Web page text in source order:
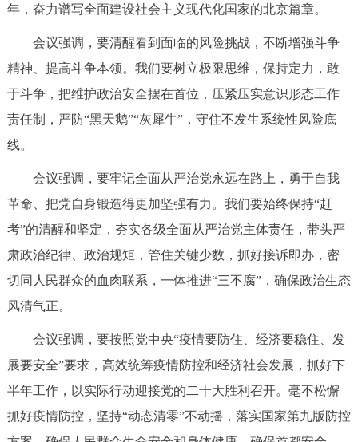
年，奋力谱写全面建设社会主义现代化国家的北京篇章。
会议强调，要清醒看到面临的风险挑战，不断增强斗争
精神、提高斗争本领。我们要树立极限思维，保持定力，敢
于斗争，把维护政治安全摆在首位，压紧压实意识形态工作
责任制，严防“黑天鹅”“灰犀牛”，守住不发生系统性风险底
线。
会议强调，要牢记全面从严治党永远在路上，勇于自我
革命、把党自身锻造得更加坚强有力。我们要始终保持“赶
考”的清醒和坚定，夯实各级全面从严治党主体责任，带头严
肃政治纪律、政治规矩，管住关键少数，抓好接诉即办，密
切同人民群众的血肉联系，一体推进“三不腐”，确保政治生态
风清气正。
会议强调，要按照党中央“疫情要防住、经济要稳住、发
展要安全”要求，高效统筹疫情防控和经济社会发展，抓好下
半年工作，以实际行动迎接党的二十大胜利召开。毫不松懈
抓好疫情防控，坚持“动态清零”不动摇，落实国家第九版防控